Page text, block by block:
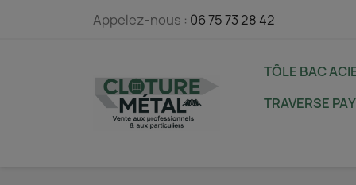
Appelez-nous : 06 75 73 28 42
TÔLE BAC
TRAVERSE